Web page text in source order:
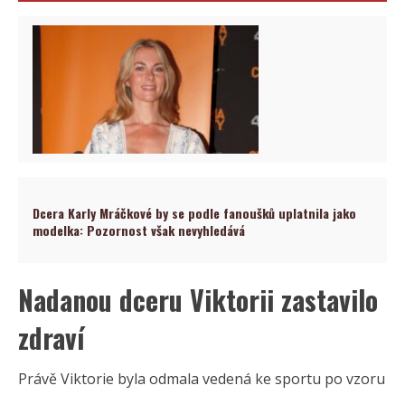
Dcera Karly Mráčkové by se podle fanoušků uplatnila jako
modelka: Pozornost však nevyhledává
Nadanou dceru Viktorii zastavilo
zdraví
Právě Viktorie byla odmala vedená ke sportu po vzoru